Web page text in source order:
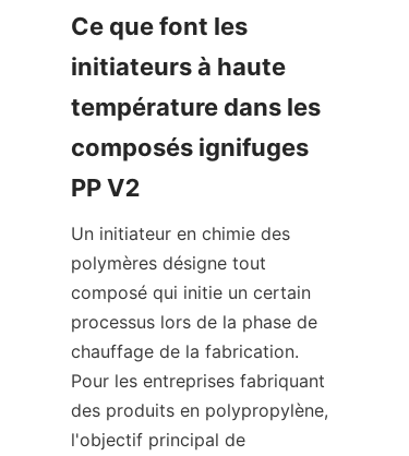
Ce que font les
initiateurs à haute
température dans les
composés ignifuges
PP V2
Un initiateur en chimie des
polymères désigne tout
composé qui initie un certain
processus lors de la phase de
chauffage de la fabrication.
Pour les entreprises fabriquant
des produits en polypropylène,
l'objectif principal de